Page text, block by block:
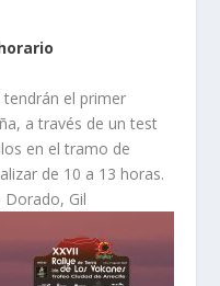
el primer
a través de un test
en el tramo de
de 10 a 13 horas.
Dorado, Gil